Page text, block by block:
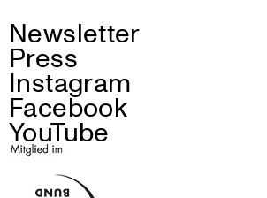
Newsletter
Press
Instagram
Facebook
YouTube